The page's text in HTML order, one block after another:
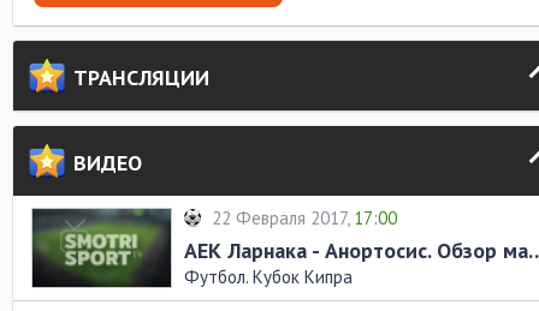
ТРАНСЛЯЦИИ
ВИДЕО
22 Февраля 2017, 17:00
АЕК Ларнака
Футбол. Кубок Кипра